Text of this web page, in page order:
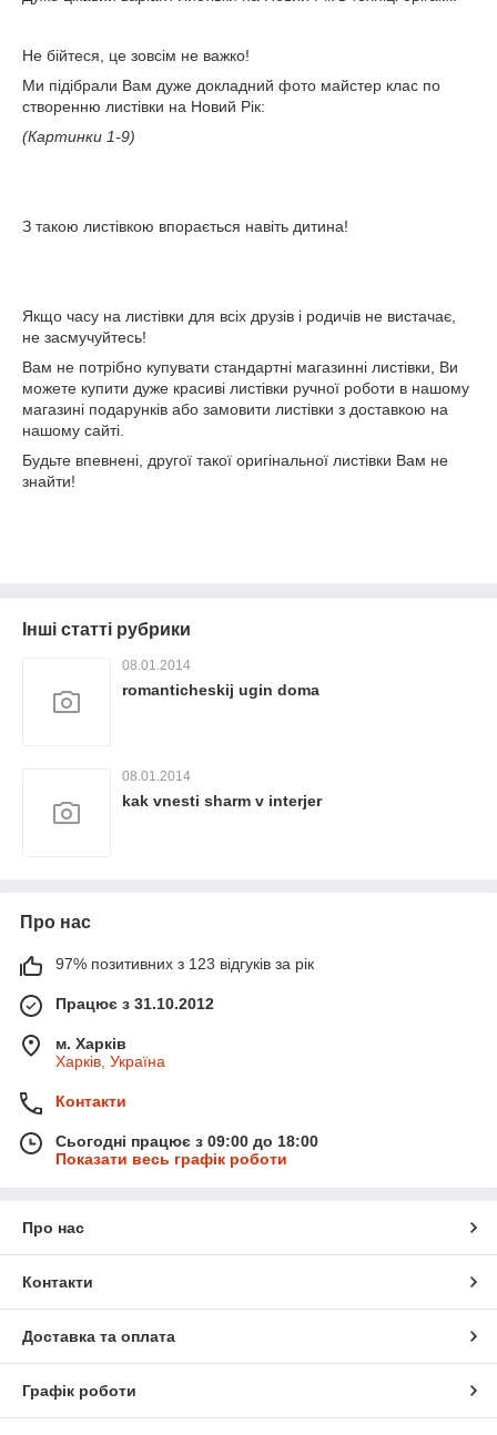
Не бійтеся, це зовсім не важко!
Ми підібрали Вам дуже докладний фото майстер клас по
створенню листівки на Новий Рік:
(Картинки 1-9)
З такою листівкою впорається навіть дитина!
Якщо часу на листівки для всіх друзів і родичів не вистачає,
не засмучуйтесь!
Вам не потрібно купувати стандартні магазинні листівки, Ви
можете купити дуже красиві листівки ручної роботи в нашому
магазині подарунків або замовити листівки з доставкою на
нашому сайті.
Будьте впевнені, другої такої оригінальної листівки Вам не
знайти!
Інші статті рубрики
08.01.2014
romanticheskij ugin doma
08.01.2014
kak vnesti sharm v interjer
Про нас
97% позитивних з 123 відгуків за рік
Працює з 31.10.2012
м. Харків
Харків, Україна
Контакти
Сьогодні працює з 09:00 до 18:00
Показати весь графік роботи
Про нас
Контакти
Доставка та оплата
Графік роботи